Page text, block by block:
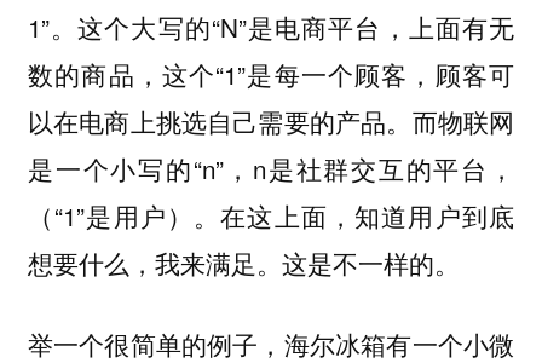
1”。这个大写的“N”是电商平台，上面有无
数的商品，这个“1”是每一个顾客，顾客可
以在电商上挑选自己需要的产品。而物联网
是一个小写的“n”，n是社群交互的平台，
（“1”是用户）。在这上面，知道用户到底
想要什么，我来满足。这是不一样的。
举一个很简单的例子，海尔冰箱有一个小微